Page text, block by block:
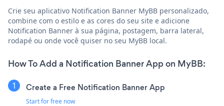
Crie seu aplicativo Notification Banner MyBB personalizado,
combine com o estilo e as cores do seu site e adicione
Notification Banner à sua página, postagem, barra lateral,
rodapé ou onde você quiser no seu MyBB local.
How To Add a Notification Banner App on MyBB:
Create a Free Notification Banner App
Start for free now